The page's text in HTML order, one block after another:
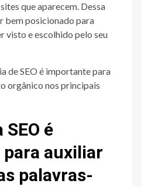
que aparecem. Dessa
bem posicionado para
visto e escolhido pelo seu
de SEO é importante para
orgânico nos principais
é
auxiliar
palavras-